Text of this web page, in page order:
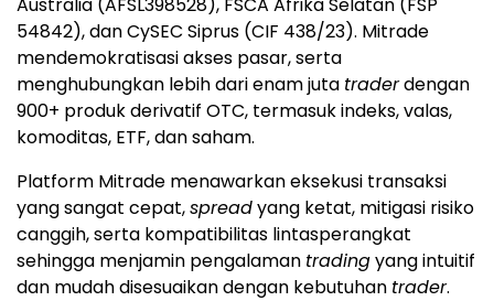
54842), dan CySEC Siprus (CIF 438/23). Mitrade
mendemokratisasi akses pasar, serta
menghubungkan lebih dari enam juta traderdengan
900+ produk derivatif OTC, termasuk indeks, valas,
komoditas, ETF, dan saham.
Platform Mitrade menawarkan eksekusi transaksi
yang sangat cepat,spreadyang ketat, mitigasi risiko
canggih, serta kompatibilitas lintasperangkat
sehingga menjamin pengalaman tradingyang intuitif
dan mudah disesuaikan dengan kebutuhan trader.